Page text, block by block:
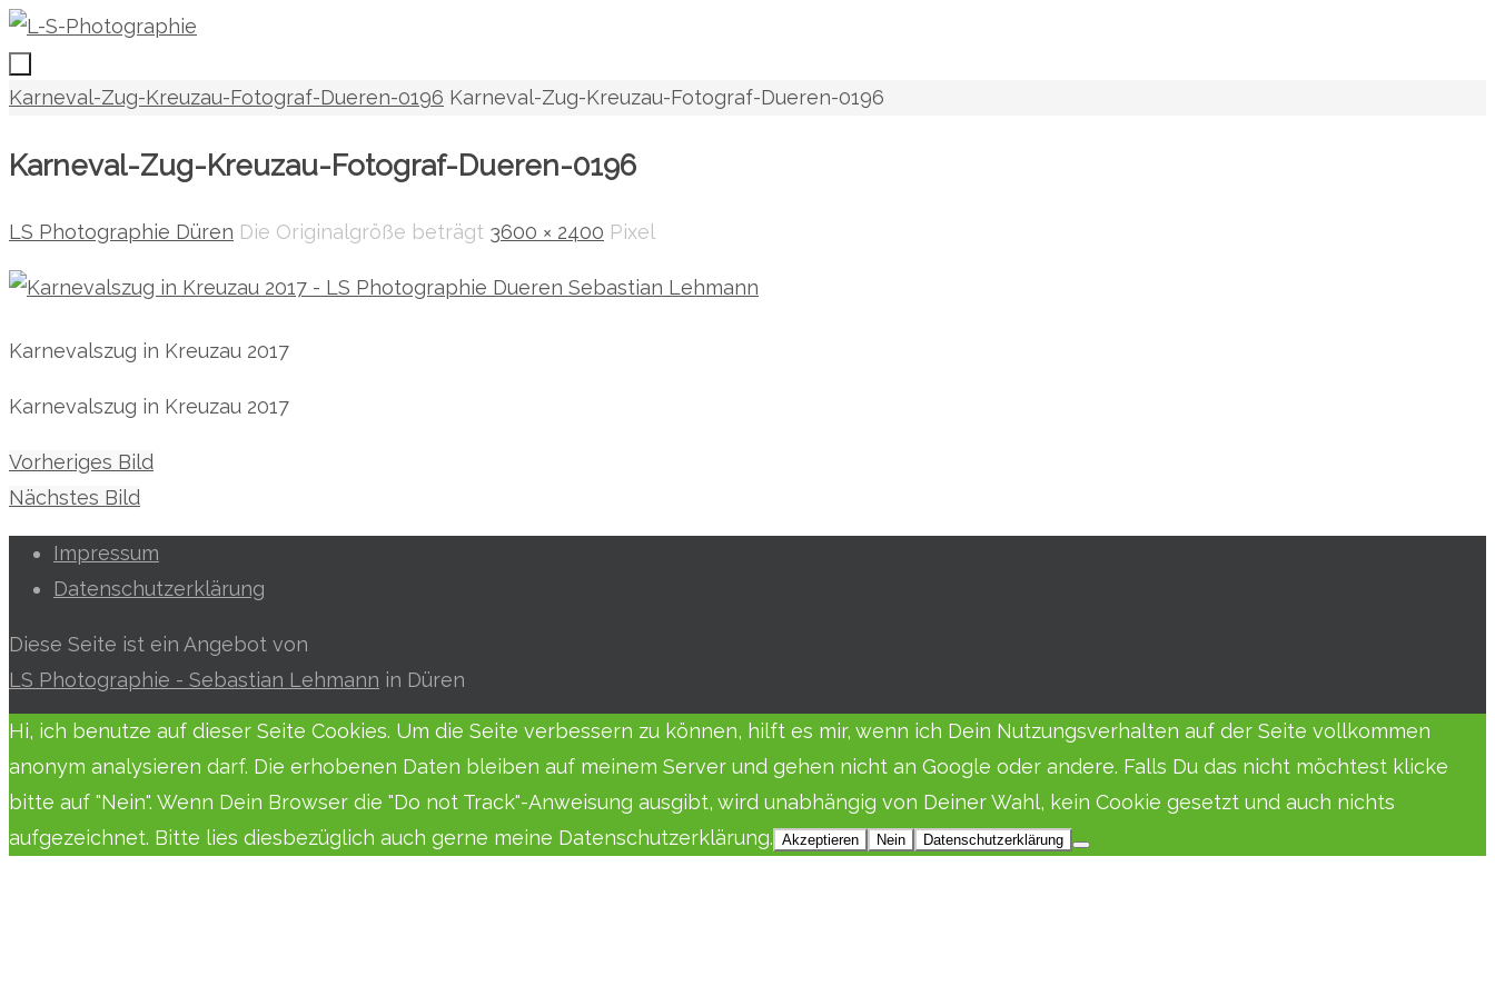
Zum
Inhalt
springen
Zum
springen
Start
Karneval-Zug-Kreuzau-Fotograf-Dueren-0196 Karneval-Zug-Kreuzau-Fotograf-Dueren-0196
Karneval-Zug-Kreuzau-Fotograf-Dueren-0196
LS Photographie Düren Die Originalgröße beträgt 3600 × 2400 Pixel
Karnevalszug in Kreuzau 2017
Karnevalszug in Kreuzau 2017
Vorheriges Bild
Nächstes Bild
Impressum
Datenschutzerklärung
Diese Seite ist ein Angebot von
LS Photographie - Sebastian Lehmann in Düren
Hi, ich benutze auf dieser Seite Cookies. Um die Seite verbessern zu können, hilft es mir, wenn ich Dein Nutzungsverhalten auf der Seite vollkommen
anonym analysieren darf. Die erhobenen Daten bleiben auf meinem Server und gehen nicht an Google oder andere. Falls Du das nicht möchtest klicke
bitte auf "Nein". Wenn Dein Browser die "Do not Track"-Anweisung ausgibt, wird unabhängig von Deiner Wahl, kein Cookie gesetzt und auch nichts
aufgezeichnet. Bitte lies diesbezüglich auch gerne meine Datenschutzerklärung. Akzeptieren Nein Datenschutzerklärung